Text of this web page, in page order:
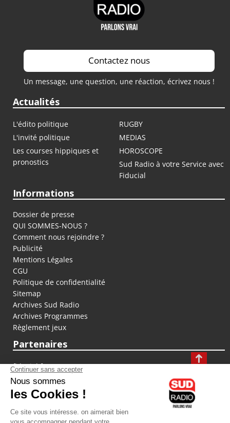
Contactez nous
Un message, une question, une réaction, écrivez nous !
Actualités
L'édito politique
RUGBY
L'invité politique
MEDIAS
Les courses hippiques et
pronostics
HOROSCOPE
Sud Radio à votre Service avec
Fiducial
Informations
Dossier de presse
QUI SOMMES-NOUS ?
Comment nous rejoindre ?
Publicité
Mentions Légales
CGU
Politique de confidentialité
Sitemap
Archives Sud Radio
Archives Programmes
Règlement jeux
Partenaires
fiducial.fr
lyoncapitale.fr
olympique-et-lyonnais.com
L'application Iphone / Android